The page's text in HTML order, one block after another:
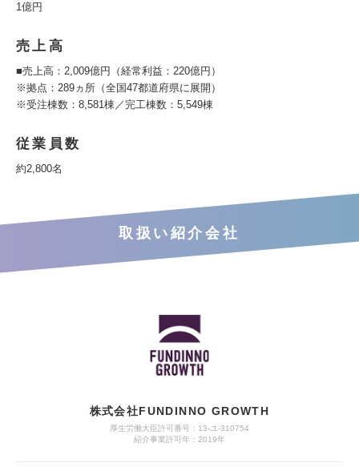
1億円
売上高
■売上高：2,009億円（経常利益：220億円）
※拠点：289ヵ所（全国47都道府県に展開）
※受注棟数：8,581棟／完工棟数：5,549棟
従業員数
約2,800名
取扱い紹介会社
株式会社FUNDINNO GROWTH
厚生労働大臣許可番号：13-ユ-310754
紹介事業許可年：2019年